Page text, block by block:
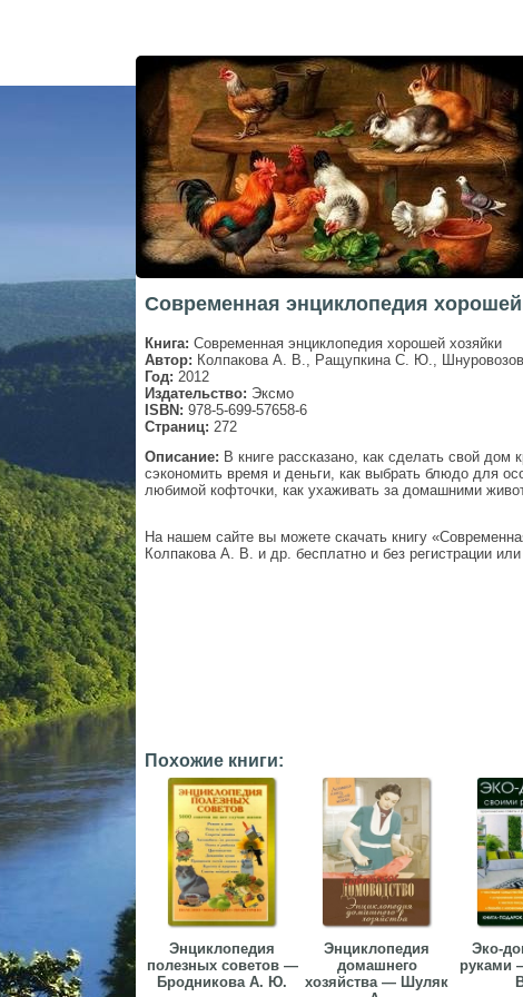
Современная энциклопедия
Книга: Современная энциклопедия хорошей хозяйки
Автор: Колпакова А. В., Ращупкина С. Ю.,
Год: 2012
Издательство: Эксмо
ISBN: 978-5-699-57658-6
Страниц: 272
Описание: В книге рассказано, как сделать свой
сэкономить время и деньги, как выбрать блюдо для
любимой кофточки, как ухаживать за домашними
На нашем сайте вы можете скачать книгу
Колпакова А. В. и др. бесплатно и без регистрации или
Похожие книги:
Энциклопедия
полезных советов —
Бродникова А. Ю.
Энциклопедия
домашнего
хозяйства — Шуляк
Эко-
руками